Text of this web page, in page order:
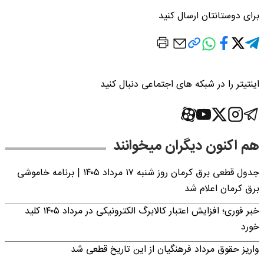
برای دوستانتان ارسال کنید
اینتیتر را در شبکه های اجتماعی دنبال کنید
هم اکنون دیگران میخوانند
جدول قطعی برق کرمان روز شنبه ۱۷ مرداد ۱۴۰۵ | برنامه خاموشی
برق کرمان اعلام شد
خبر فوری؛ افزایش اعتبار کالابرگ الکترونیکی در مرداد ۱۴۰۵ کلید
خورد
واریز حقوق مرداد فرهنگیان از این تاریخ قطعی شد